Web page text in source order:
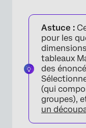
Astuce :
pour les
tableaux
des
(qui
groupes),
un